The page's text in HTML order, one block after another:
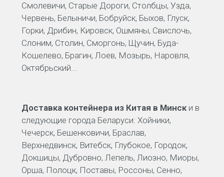
Смолевичи, Старые Дороги, Столбцы, Узда,
Червень, Белыничи, Бобруйск, Быхов, Глуск,
Горки, Дрибин, Кировск, Ошмяны, Свислочь,
Слоним, Столин, Сморгонь, Щучин, Буда-
Кошелево, Брагин, Лоев, Мозырь, Наровля,
Октябрьский...
Доставка контейнера из Китая в Мински в
следующие города Беларуси: Хойники,
Чечерск, Бешенковичи, Браслав,
Верхнедвинск, Витебск, Глубокое, Городок,
Докшицы, Дубровно, Лепель, Лиозно, Миоры,
Орша, Полоцк, Поставы, Россоны, Сенно,